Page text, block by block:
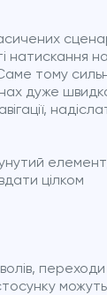
натискання на
тому
дуже
цілком
переходи
можуть